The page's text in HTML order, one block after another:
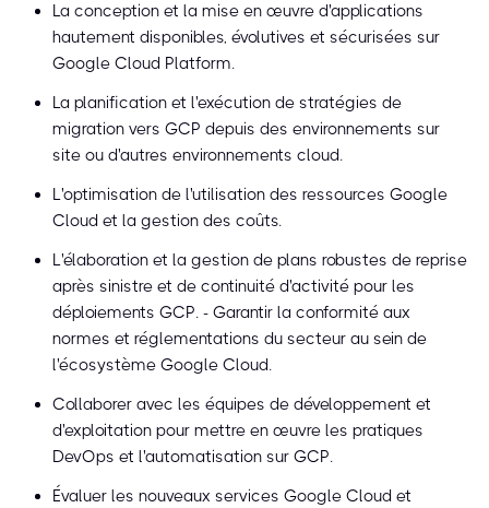
La conception et la mise en œuvre d'applications
hautement disponibles, évolutives et sécurisées sur
Google Cloud Platform.
La planification et l'exécution de stratégies de
migration vers GCP depuis des environnements sur
site ou d'autres environnements cloud.
L'optimisation de l'utilisation des ressources Google
Cloud et la gestion des coûts.
L'élaboration et la gestion de plans robustes de reprise
après sinistre et de continuité d'activité pour les
déploiements GCP. - Garantir la conformité aux
normes et réglementations du secteur au sein de
l'écosystème Google Cloud.
Collaborer avec les équipes de développement et
d'exploitation pour mettre en œuvre les pratiques
DevOps et l'automatisation sur GCP.
Évaluer les nouveaux services Google Cloud et